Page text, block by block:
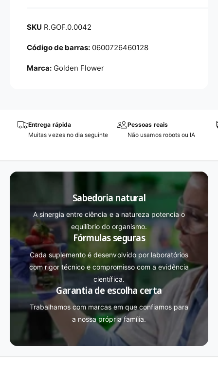
R.GOF.0.0042
0600726460128
Marca: Golden Flower
Entrega rápida
Muitas vezes no dia seguinte
Pessoas reais
Não usamos robots ou IA
Sabedoria natural
A sinergia entre ciência e a natureza potencia o
equilíbrio do organismo.
Fórmulas seguras
Cada suplemento é desenvolvido por laboratórios
com rigor técnico e compromisso com a evidência
científica.
Garantia de escolha certa
Trabalhamos com marcas em que confiamos para
a nossa própria família.